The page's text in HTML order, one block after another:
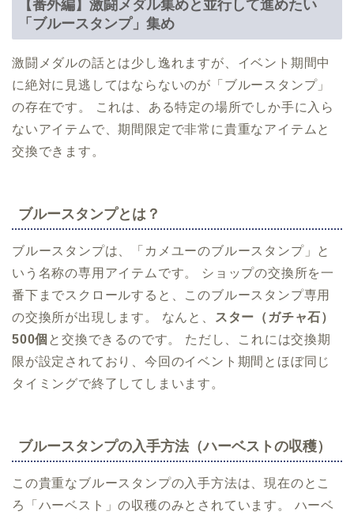
【番外編】激闘メダル集めと並行して進めたい
「ブルースタンプ」集め
激闘メダルの話とは少し逸れますが、イベント期間中
に絶対に見逃してはならないのが「ブルースタンプ」
の存在です。 これは、ある特定の場所でしか手に入ら
ないアイテムで、期間限定で非常に貴重なアイテムと
交換できます。
ブルースタンプとは？
ブルースタンプは、「カメユーのブルースタンプ」と
いう名称の専用アイテムです。 ショップの交換所を一
番下までスクロールすると、このブルースタンプ専用
の交換所が出現します。 なんと、
スター（ガチャ石）
500個 と交換できるのです。 ただし、これには交換期
限が設定されており、今回のイベント期間とほぼ同じ
タイミングで終了してしまいます。
ブルースタンプの入手方法（ハーベストの収穫）
この貴重なブルースタンプの入手方法は、現在のとこ
ろ「ハーベスト」の収穫のみとされています。 ハーベ